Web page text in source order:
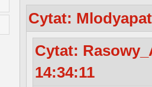
Cytat:
Cytat:
14:34:11